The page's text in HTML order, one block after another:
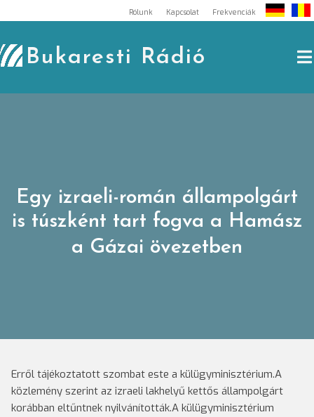
to
content
Rólunk Kapcsolat Frekvenciák
Bukaresti Rádió
Egy izraeli-román állampolgárt
is túszként tart fogva a Hamász
a Gázai övezetben
Erről tájékoztatott szombat este a külügyminisztérium.A
közlemény szerint az izraeli lakhelyű kettős állampolgárt
korábban eltűntnek nyilvánították.A külügyminisztérium